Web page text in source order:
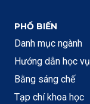
PHỔ BIẾN
Danh mục ngành
Hướng dẫn học vụ
Bằng sáng chế
Tạp chí khoa học